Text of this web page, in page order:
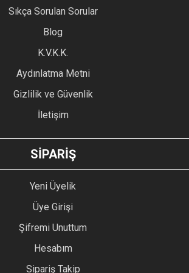
eksik bilgiler bulunuyor.
hatalar bulunuyor.
sitelerden daha pahalı.
GÖNDER
Sıkça Sorulan Sorular
Blog
K.V.K.K.
Aydınlatma Metni
Gizlilik ve Güvenlik
İletişim
SİPARİŞ
Yeni Üyelik
Üye Girişi
Şifremi Unuttum
Hesabım
Sipariş Takip